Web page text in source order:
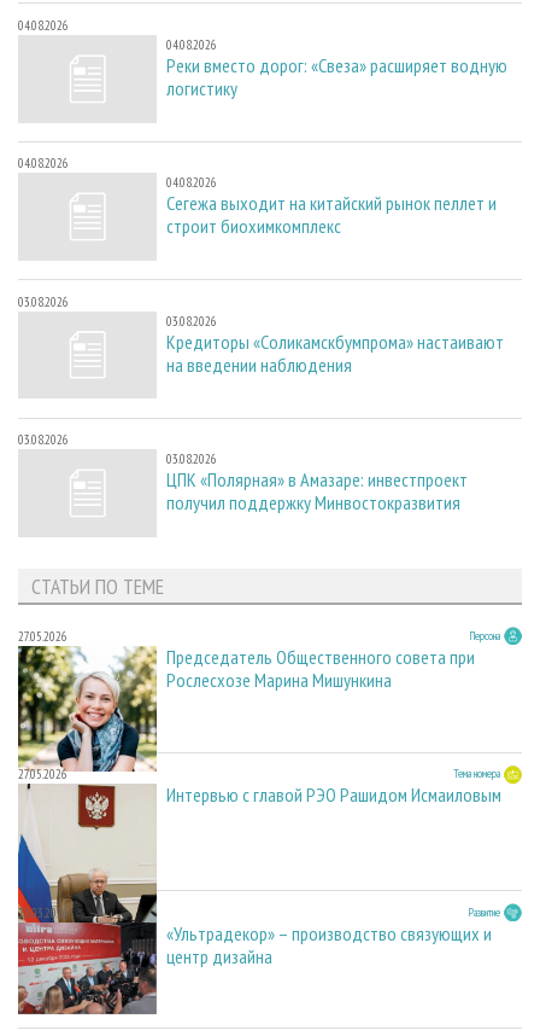
04.08.2026
04.08.2026
Реки вместо дорог: «Свеза» расширяет водную
логистику
04.08.2026
04.08.2026
Сегежа выходит на китайский рынок пеллет и
строит биохимкомплекс
03.08.2026
03.08.2026
Кредиторы «Соликамскбумпрома» настаивают
на введении наблюдения
03.08.2026
03.08.2026
ЦПК «Полярная» в Амазаре: инвестпроект
получил поддержку Минвостокразвития
СТАТЬИ ПО ТЕМЕ
27.05.2026 Персона
Председатель Общественного совета при
Рослесхозе Марина Мишункина
27.05.2026 Тема номера
Интервью с главой РЭО Рашидом Исмаиловым
23.03.2026 Развитие
«Ультрадекор» – производство связующих и
центр дизайна